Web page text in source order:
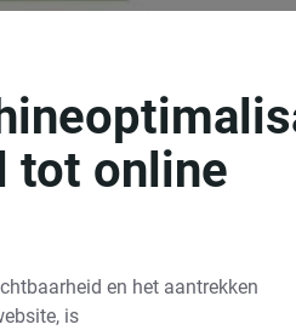
tot online
en het aantrekken
is